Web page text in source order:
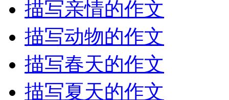
描写亲情的作文
描写动物的作文
描写春天的作文
描写夏天的作文